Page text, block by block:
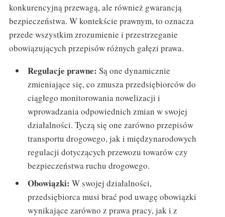
konkurencyjną przewagą, ale również gwarancją
bezpieczeństwa. W kontekście prawnym, to oznacza
przede wszystkim zrozumienie i przestrzeganie
obowiązujących przepisów różnych gałęzi prawa.
Regulacje prawne: Są one dynamicznie
zmieniające się, co zmusza przedsiębiorców do
ciągłego monitorowania nowelizacji i
wprowadzania odpowiednich zmian w swojej
działalności. Tyczą się one zarówno przepisów
transportu drogowego, jak i międzynarodowych
regulacji dotyczących przewozu towarów czy
bezpieczeństwa ruchu drogowego.
Obowiązki: W swojej działalności,
przedsiębiorca musi brać pod uwagę obowiązki
wynikające zarówno z prawa pracy, jak i z